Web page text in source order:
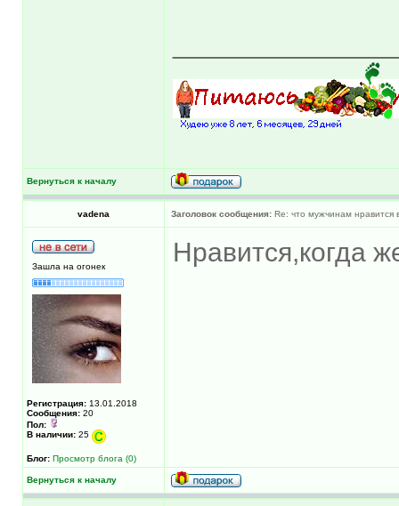
Вернуться к началу
vadena Заголовок сообщения: Re: что мужчинам нравится
Зашла на огонек
Регистрация: 13.01.2018
Сообщения: 20
Пол:
В наличии: 25
Блог: Просмотр блога (0)
Нравится,когда
Вернуться к началу